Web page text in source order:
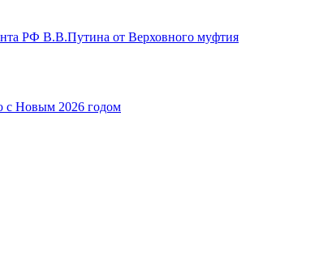
РФ В.В.Путина от Верховного муфтия
с Новым 2026 годом